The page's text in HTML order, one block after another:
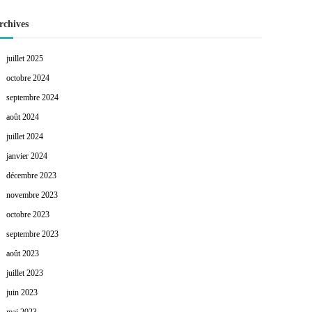
juillet 2025
octobre 2024
septembre 2024
août 2024
juillet 2024
janvier 2024
décembre 2023
novembre 2023
octobre 2023
septembre 2023
août 2023
juillet 2023
juin 2023